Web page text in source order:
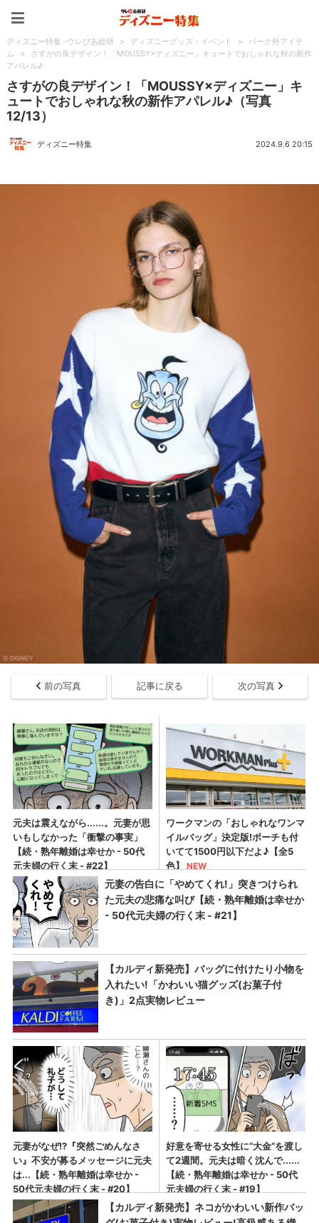
ディズニー特集 -ウレぴあ総研 > ディズニーグッズ・イベント >
パーク外アイテ
ム
>
さすがの良デザイン！「MOUSSY×ディズニー」キュートでおしゃれな秋の新作
アパレル♪
さすがの良デザイン！「MOUSSY×ディズニー」キ
ュートでおしゃれな秋の新作アパレル♪（写真
12/13）
ディズニー特集 2024.9.6 20:15
前の写真 記事に戻る 次の写真